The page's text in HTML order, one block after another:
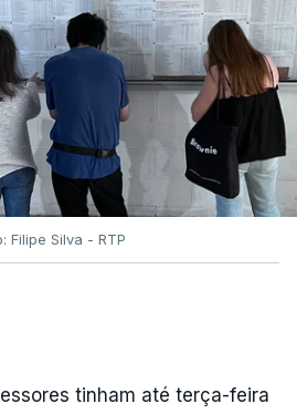
Filipe Silva - RTP
tinham até terça-feira